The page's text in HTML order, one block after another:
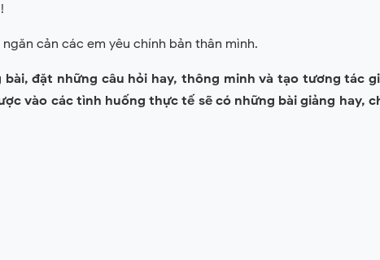
cản các em yêu chính bản thân mình.
đặt những câu hỏi hay, thông minh và tạo tương tác
vào các tình huống thực tế sẽ có những bài giảng hay,